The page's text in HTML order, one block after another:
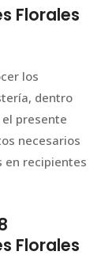
Florales
los
dentro
presente
necesarios
en recipientes
Florales